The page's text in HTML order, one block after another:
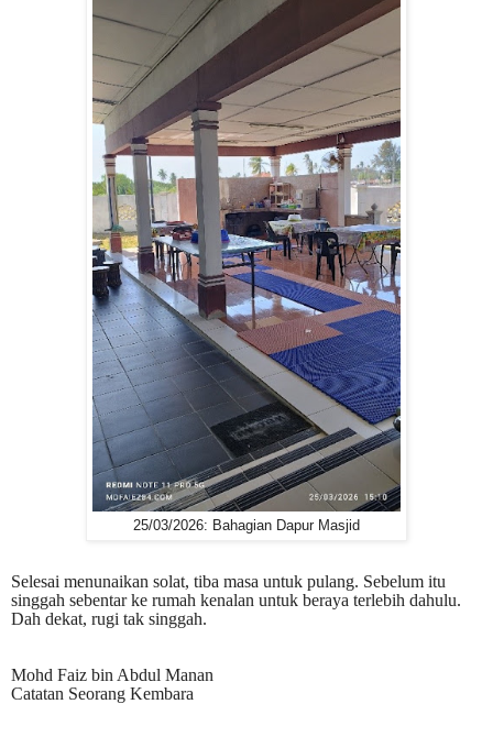
25/03/2026: Bahagian Dapur Masjid
Selesai menunaikan solat, tiba masa untuk pulang. Sebelum itu
singgah sebentar ke rumah kenalan untuk beraya terlebih dahulu.
Dah dekat, rugi tak singgah.
Mohd Faiz bin Abdul Manan
Catatan Seorang Kembara